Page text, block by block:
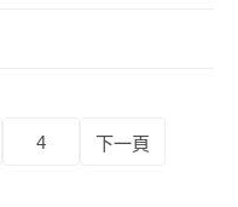
4 下一頁